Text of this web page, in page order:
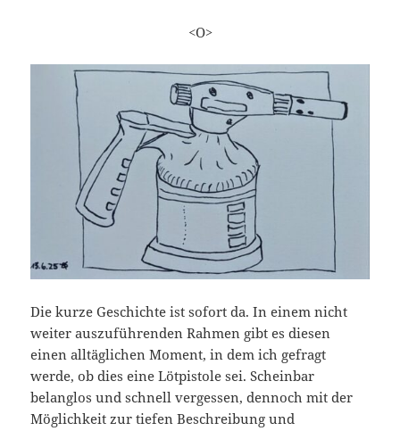
<O>
Die kurze Geschichte ist sofort da. In einem nicht
weiter auszuführenden Rahmen gibt es diesen
einen alltäglichen Moment, in dem ich gefragt
werde, ob dies eine Lötpistole sei. Scheinbar
belanglos und schnell vergessen, dennoch mit der
Möglichkeit zur tiefen Beschreibung und